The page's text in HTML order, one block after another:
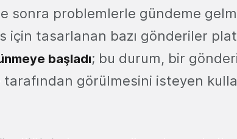
sonra problemlerle gündeme
için tasarlanan bazı gönderiler
başladı; bu durum, bir
görülmesini isteyen